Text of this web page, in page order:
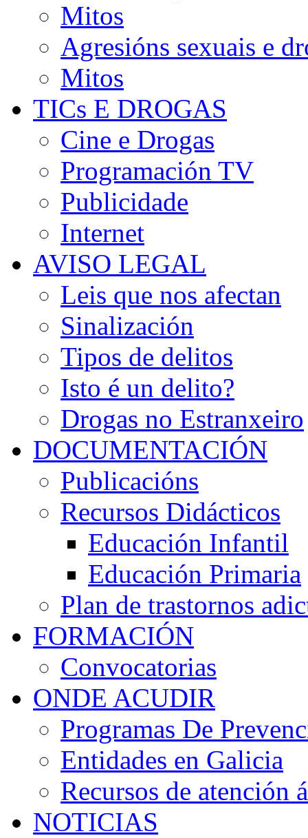
Mitos
Agresións sexuais e
Mitos
TICs E DROGAS
Cine e Drogas
Programación TV
Publicidade
Internet
AVISO LEGAL
Leis que nos afectan
Sinalización
Tipos de delitos
Isto é un delito?
Drogas no Estranxeiro
DOCUMENTACIÓN
Publicacións
Recursos Didácticos
Educación Infantil
Educación Primaria
Plan de trastornos
FORMACIÓN
Convocatorias
ONDE ACUDIR
Programas De
Entidades en Galicia
Recursos de atención
NOTICIAS